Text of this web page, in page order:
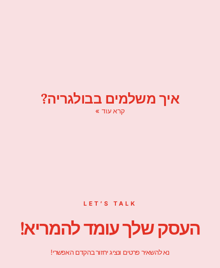
איך משלמים בבולגריה?
קרא עוד »
LET’S TALK
העסק שלך עומד להמריא!
נא להשאיר פרטים ונציג יחזור בהקדם האפשרי!